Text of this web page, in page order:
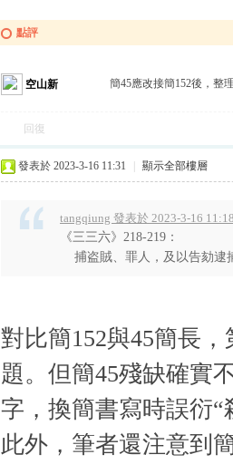
點評
空山新 簡45應改接簡152後，整
回復
發表於 2023-3-16 11:31 顯示全部樓層
tangqiung 發表於 2023-3-16
《三三六》218-219：
捕盗賊、罪人，及以告劾逮
對比簡152與45簡長
題。但簡45殘缺確實
字，換簡書寫時誤衍“
此外，筆者還注意到